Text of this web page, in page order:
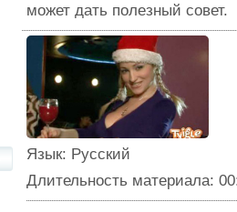
может дать полезный совет.
Язык: Русский
Длительность материала: